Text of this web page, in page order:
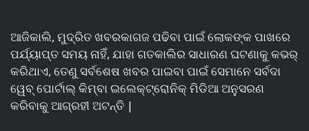
ଆଜିକାଲି, ମୁଦ୍ରିତ ଖବରକାଗଜ ପଢିବା ପାଇଁ ଲୋକଙ୍କ ପାଖରେ
ପର୍ଯ୍ୟାପ୍ତ ସମୟ ନାହିଁ, ଯାହା ଗତକାଲିର ସାଧାରଣ ଘଟଣାକୁ କଭର୍
କରିଥାଏ, ତେଣୁ ସର୍ବଶେଷ ଖବର ପାଇବା ପାଇଁ ସେମାନେ ସର୍ବଦା
ୱେବ୍ ପୋର୍ଟାଲ୍ କିମ୍ବା ଇଲେକ୍ଟ୍ରୋନିକ୍ ମିଡିଆ ଅନୁସରଣ
କରିବାକୁ ଆଗ୍ରହୀ ଅଟନ୍ତି |